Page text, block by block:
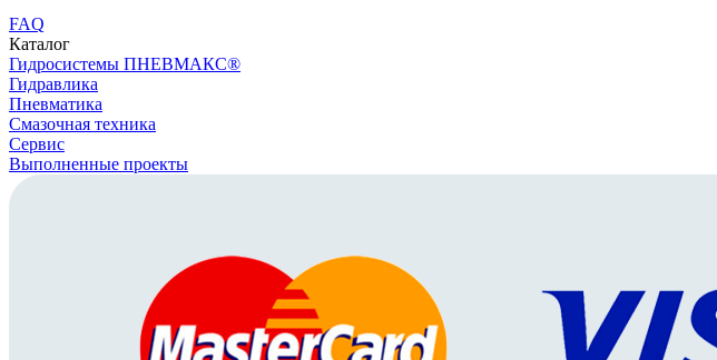
FAQ
Каталог
Гидросистемы ПНЕВМАКС®
Гидравлика
Пневматика
Смазочная техника
Сервис
Выполненные проекты